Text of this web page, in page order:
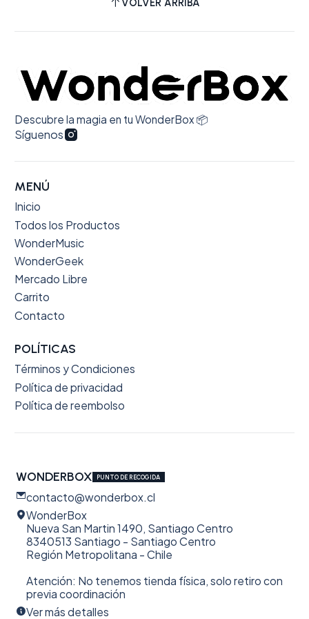
VOLVER ARRIBA
Descubre la magia en tu WonderBox 📦
Síguenos
MENÚ
Inicio
Todos los Productos
WonderMusic
WonderGeek
Mercado Libre
Carrito
Contacto
POLÍTICAS
Términos y Condiciones
Política de privacidad
Política de reembolso
WONDERBOX PUNTO DE RECOGIDA
contacto@wonderbox.cl
WonderBox
Nueva San Martin 1490, Santiago Centro
8340513 Santiago - Santiago Centro
Región Metropolitana - Chile
Atención: No tenemos tienda física, solo retiro con
previa coordinación
Ver más detalles